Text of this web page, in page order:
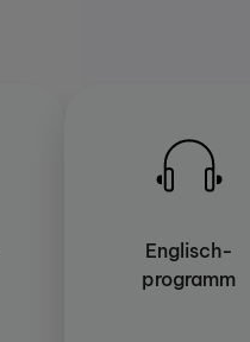
Englisch-
programm